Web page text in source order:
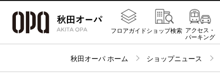
フロアガイドショップ検索 アクセス・
パーキング
秋田オーパ ホーム ショップニュース